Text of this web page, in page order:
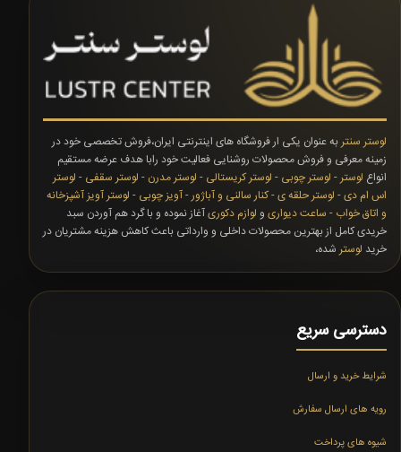
لوستر سنتر به عنوان یکی ار فروشگاه های اینترنتی ایران،فروش تخصصی خود در
زمینه معرفی و فروش محصولات روشنایی فعالیت خود رابا هدف عرضه مستقیم
انواع لوستر - لوستر چوبی - لوستر کریستالی - لوستر مدرن - لوستر سقفی - لوستر
اس ام دی- لوستر حلقه ی-کنار سالنی و آباژور-آویز چوبی - لوستر آویز آشپزخانه
و اتاق خواب - ساعت دیواری و لوازم دکوریآغاز نموده و با گرد هم آوردن سبد
خریدی کامل از بهترین محصولات داخلی و وارداتی باعث کاهش هزینه مشتریان در
خرید لوستر شده،
دسترسی سریع
شرایط خرید و ارسال
رویه های ارسال سفارش
شیوه های پرداخت